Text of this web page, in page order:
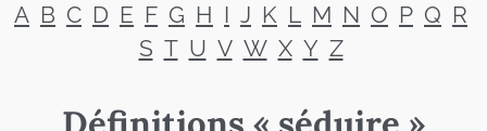
A B C D E F G H I J K L M N O P Q R
S T U V W X Y Z